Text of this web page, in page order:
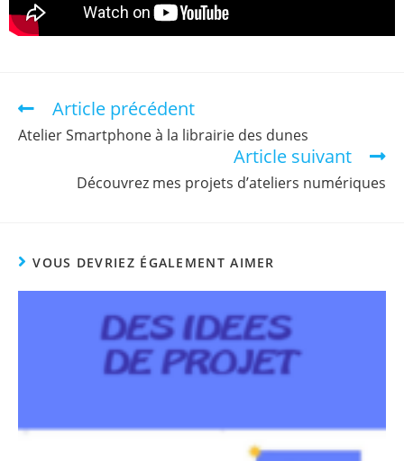
Article précédent
Atelier Smartphone à la librairie des dunes
Article suivant
Découvrez mes projets d’ateliers numériques
VOUS DEVRIEZ ÉGALEMENT AIMER